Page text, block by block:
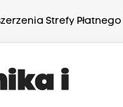
Strefy
i